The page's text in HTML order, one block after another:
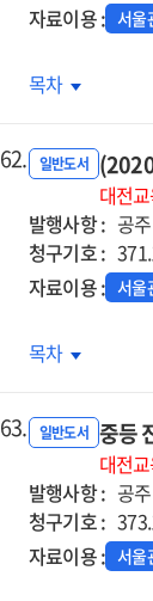
자료이용 : 서울
(2020년)
예정교사
목차
62. 일반도서
대전
발행사항 : 공
청구기호 :
자료이용 : 서울
(2020년)
직무연수
목차
63. 일반도서 중등
대전
발행사항 : 공
청구기호 :
자료이용 : 서울